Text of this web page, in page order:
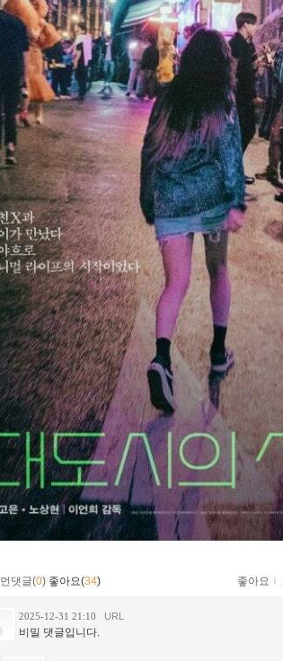
먼댓글(0) 좋아요(34) 좋아요 ｌ
2025-12-31 21:10 URL
비밀 댓글입니다.